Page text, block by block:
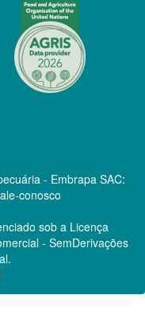
- Embrapa SAC:
conosco
sob a Licença
- SemDerivações